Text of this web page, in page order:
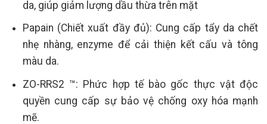
da, giúp giảm lượng dầu thừa trên mặt
Papain (Chiết xuất đầy đủ): Cung cấp tẩy da chết
nhẹ nhàng, enzyme để cải thiện kết cấu và tông
màu da.
ZO-RRS2 ™: Phức hợp tế bào gốc thực vật độc
quyền cung cấp sự bảo vệ chống oxy hóa mạnh
mẽ.